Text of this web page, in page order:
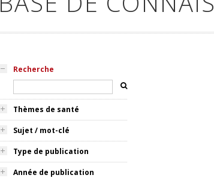
Recherche
Thèmes de santé
Sujet / mot-clé
Type de publication
Année de publication